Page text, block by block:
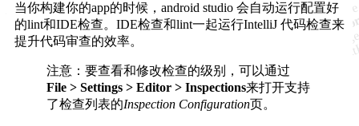
当你构建你的app的时候，android studio 会自动运行配置好
的lint和IDE检查。IDE检查和lint一起运行IntelliJ 代码检查来
提升代码审查的效率。
注意：要查看和修改检查的级别，可以通过
File > Settings > Editor > Inspections来打开支持
了检查列表的Inspection Configuration页。